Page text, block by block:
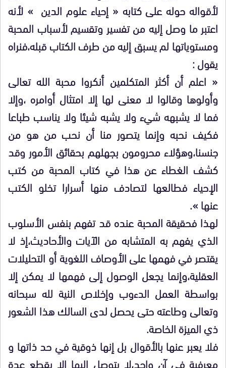
لأقواله حوله على كتابه « إحياء علوم الدين » لأنه
اعتبر ما وصل إليه من تفسير وتقسيم لأسباب المحبة
ومستوياتها لم يسبق إليه من طرف الكتاب قبله،فنراه
يقول :
« اعلم أن أكثر المتكلمين أنكروا محبة الله تعالى
وأولوها وقالوا لا معنى لها إلا امتثال أوامره ،وإلا
فما لا يشبهه شيء ولا يشبه شيئا ولا يناسب طباعا
فكيف نحبه وإنما يتصور منا أن نحب من هو من
جنسنا،وهؤلاء محرومون بجهلهم بحقائق الأمور وقد
كشف الغطاء عن هذا في كتاب المحبة من كتب
الإحياء فطالعها لتصادف منها أسرارا تخلو الكتب
عنها ».
لهذا فحقيقة المحبة عنده قد تفهم بنفس الأسلوب
الذي يفهم به المتشابه من الآيات والأحاديث،إذ لا
يقتصر في فهمها على الأوصاف اللغوية أو التحليلات
العقلية،وإنما يجعل الوصول إلى فهمها لا يمكن إلا
بواسطة العمل الدءوب وإخلاص النية لله سبحانه
وتعالى وطاعته حتى يحصل لدى السالك هذا الشعور
ذي الميزة الخاصة.
فلا يعبر عنها بالأقوال بل إنها ذوقية في حد ذاتها و
معرفية في آن واحد،لا يتوصل إليها إلا بقطع عدة